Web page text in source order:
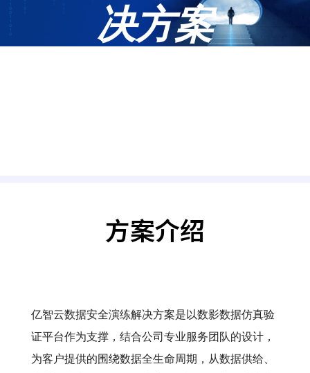
决方案
方案介绍
亿智云数据安全演练解决方案是以数影数据仿真验
证平台作为支撑，结合公司专业服务团队的设计，
为客户提供的围绕数据全生命周期，从数据供给、